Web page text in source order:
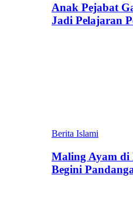
Anak Pejabat
Jadi Pelajaran
Berita Islami
Maling Ayam di
Begini